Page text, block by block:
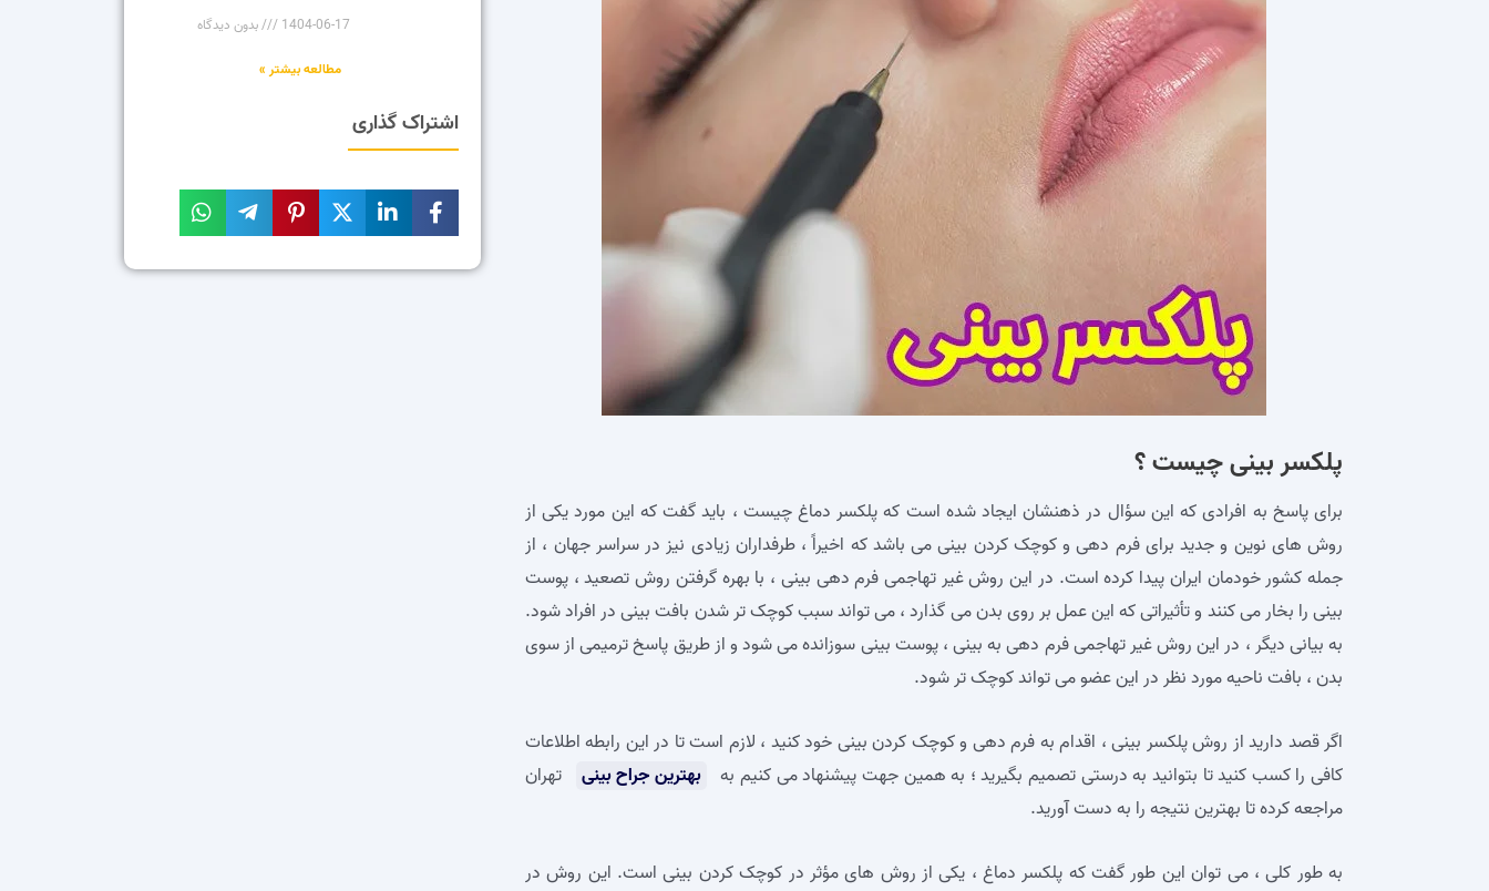
پلکسر بینی چیست ؟
برای پاسخ به افرادی که این سؤال در ذهنشان ایجاد شده است که پلکسر دماغ چیست ، باید گفت که این مورد یکی از
روش‌ های نوین و جدید برای فرم دهی و کوچک کردن بینی می‌ باشد که اخیراً ، طرفداران زیادی نیز در سراسر جهان ، از
جمله کشور خودمان ایران پیدا کرده است. در این روش غیر تهاجمی فرم دهی بینی ، با بهره گرفتن روش تصعید ، پوست
بینی را بخار می‌ کنند و تأثیراتی که این عمل بر روی بدن می‌ گذارد ، می‌ تواند سبب کوچک‌ تر شدن بافت بینی در افراد شود.
به بیانی دیگر ، در این روش غیر تهاجمی فرم دهی به بینی ، پوست بینی سوزانده می‌ شود و از طریق پاسخ ترمیمی از سوی
بدن ، بافت ناحیه مورد نظر در این عضو می‌ تواند کوچک‌ تر شود.
اگر قصد دارید از روش پلکسر بینی ، اقدام به فرم دهی و کوچک کردن بینی خود کنید ، لازم است تا در این رابطه اطلاعات
کافی را کسب کنید تا بتوانید به درستی تصمیم بگیرید ؛ به همین جهت پیشنهاد می‌ کنیم به
بهترین جراح بینی
تهران
مراجعه کرده تا بهترین نتیجه را به دست آورید.
به طور کلی ، می‌ توان این طور گفت که پلکسر دماغ ، یکی از روش‌ های مؤثر در کوچک کردن بینی است. این روش در
1404-06-17
بدون دیدگاه
مطالعه بیشتر »
اشتراک گذاری